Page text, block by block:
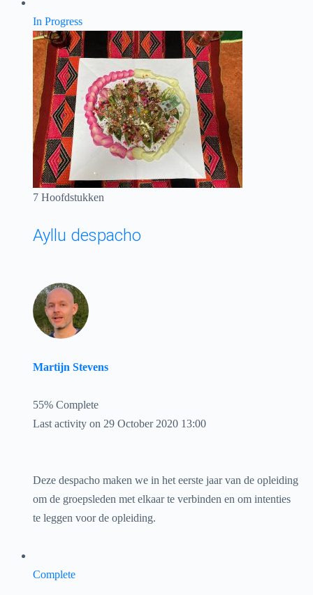
In Progress
7 Hoofdstukken
Ayllu despacho
Martijn Stevens
55% Complete
Last activity on 29 October 2020 13:00
Deze despacho maken we in het eerste jaar van de opleiding
om de groepsleden met elkaar te verbinden en om intenties
te leggen voor de opleiding.
Complete